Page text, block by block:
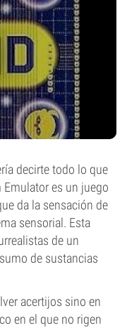
decirte todo lo que
Emulator es un juego
da la sensación de
sensorial. Esta
de un
de sustancias
acertijos sino en
en el que no rigen